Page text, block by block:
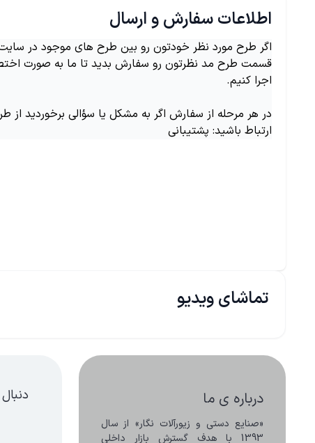
اطلاعات سفارش و ارسال
اگر طرح مورد نظر خودتون رو بین طرح های موجود در سایت
قسمت طرح مد نظرتون رو سفارش بدید تا ما به صورت
اجرا کنیم.
در هر مرحله از سفارش اگر به مشکل یا سؤالی برخوردید از
ارتباط باشید: پشتیبانی
تماشای ویدیو
درباره ی ما